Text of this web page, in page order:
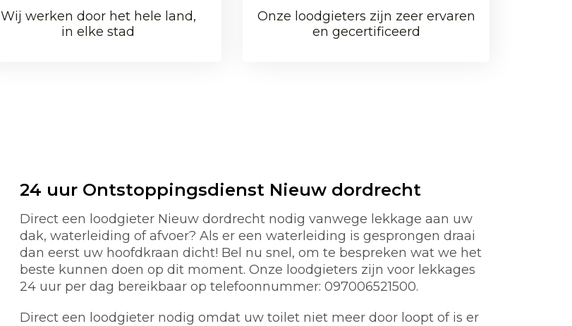
Wij werken door het hele land,
in elke stad
Onze loodgieters zijn zeer ervaren
en gecertificeerd
24 uur Ontstoppingsdienst Nieuw dordrecht
Direct een loodgieter Nieuw dordrecht nodig vanwege lekkage aan uw
dak, waterleiding of afvoer? Als er een waterleiding is gesprongen draai
dan eerst uw hoofdkraan dicht! Bel nu snel, om te bespreken wat we het
beste kunnen doen op dit moment. Onze loodgieters zijn voor lekkages
24 uur per dag bereikbaar op telefoonnummer: 097006521500.
Direct een loodgieter nodig omdat uw toilet niet meer door loopt of is er